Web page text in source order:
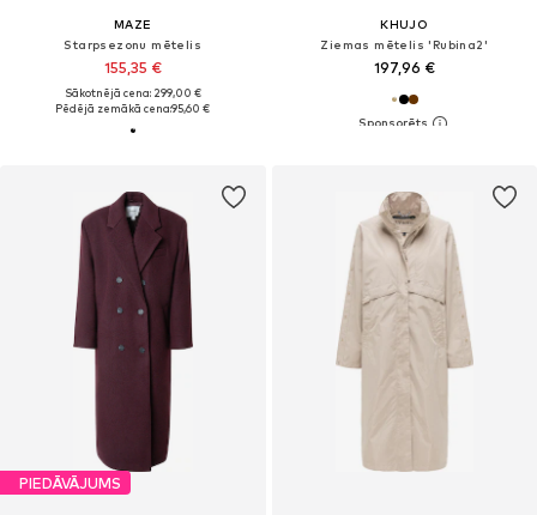
MAZE
Starpsezonu mētelis
155,35 €
Sākotnējā cena: 299,00 €
Pēdējā zemākā cena:95,60 €
KHUJO
Ziemas mētelis 'Rubina2'
197,96 €
PIEDĀVĀJUMS